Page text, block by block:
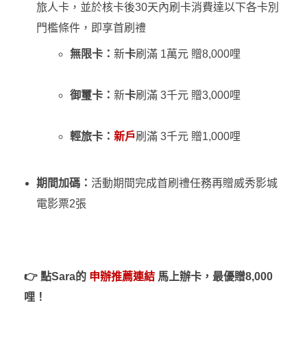
旅人卡，並於核卡後30天內刷卡消費達以下各卡別
門檻條件，即享首刷禮
無限卡：新卡刷滿 1萬元 贈8,000哩
御璽卡：新卡刷滿 3千元 贈3,000哩
輕旅卡：新戶刷滿 3千元 贈1,000哩
期間加碼： 活動期間完成首刷禮任務再贈威秀影城
電影票2張
👉 點Sara的 申辦推薦連結 馬上辦卡 ，最優贈8,000
哩！